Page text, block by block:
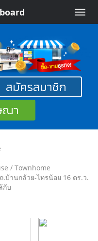
Toggle
สมัครสมาชิก
ณา
/ Townhome
บ้านกล้วย-ไทรน้อย 16 ตร.ว.
กับ